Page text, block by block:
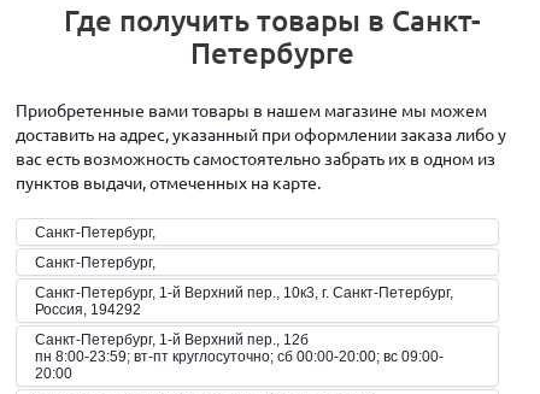
Где получить товары в Санкт-
Петербурге
Приобретенные вами товары в нашем магазине мы можем
доставить на адрес, указанный при оформлении заказа либо у
вас есть возможность самостоятельно забрать их в одном из
пунктов выдачи, отмеченных на карте.
Санкт-Петербург,
Санкт-Петербург,
Санкт-Петербург, 1-й Верхний пер., 10к3, г. Санкт-Петербург,
Россия, 194292
Санкт-Петербург, 1-й Верхний пер., 12б
пн 8:00-23:59; вт-пт круглосуточно; сб 00:00-20:00; вс 09:00-
20:00